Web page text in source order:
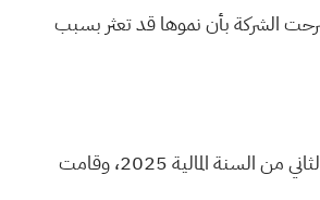
الشركة بأن نموها قد تعثر بسبب
في مكالمة الأرباح السابقة من أن مايكروسوفت ستكون "محدودة بعض الشيء" فيما يتعلق بقدرات الذكاء الاصطناعي في النصف الثاني من السنة المالية 2025، وقامت